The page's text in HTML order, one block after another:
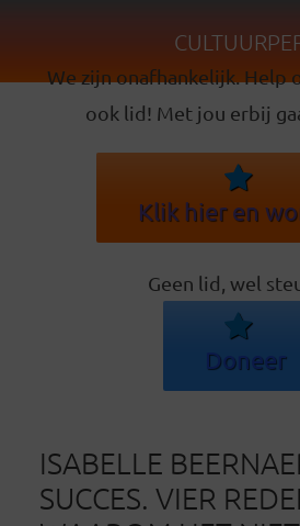
We zijn onafhankelijk. Help
ook lid! Met jou erbij
Klik hier en
Geen lid, wel
Doneer
ISABELLE
SUCCES. VIER